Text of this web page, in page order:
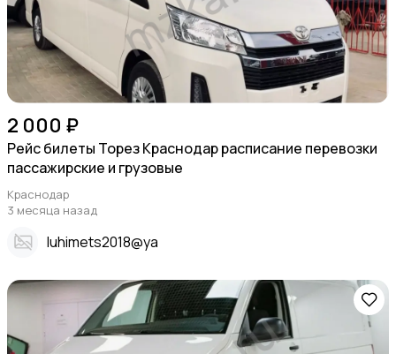
2 000 ₽
Рейс билеты Торез Краснодар расписание перевозки
пассажирские и грузовые
Краснодар
3 месяца назад
Iuhimets2018@ya